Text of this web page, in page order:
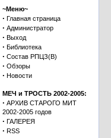
~Меню~
· Главная страница
· Администратор
· Выход
· Библиотека
· Состав РПЦЗ(В)
· Обзоры
· Новости
МЕЧ и ТРОСТЬ 2002-2005:
· АРХИВ СТАРОГО МИТ
2002-2005 годов
· ГАЛЕРЕЯ
· RSS